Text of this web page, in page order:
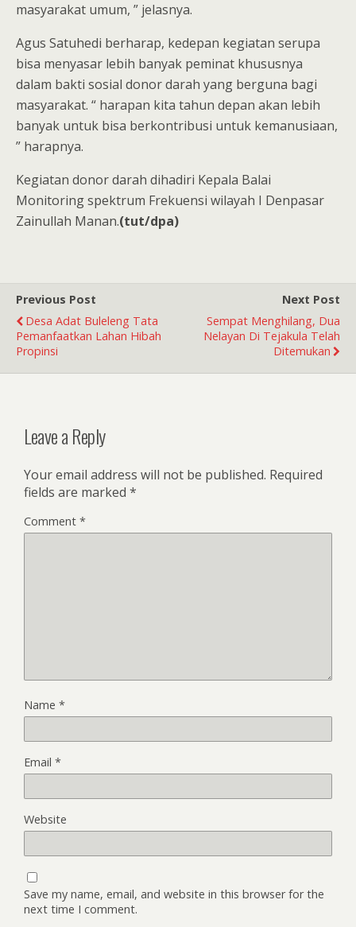
masyarakat umum, ” jelasnya.
Agus Satuhedi berharap, kedepan kegiatan serupa
bisa menyasar lebih banyak peminat khususnya
dalam bakti sosial donor darah yang berguna bagi
masyarakat. “ harapan kita tahun depan akan lebih
banyak untuk bisa berkontribusi untuk kemanusiaan,
” harapnya.
Kegiatan donor darah dihadiri Kepala Balai
Monitoring spektrum Frekuensi wilayah I Denpasar
Zainullah Manan.(tut/dpa)
Previous Post
Desa Adat Buleleng Tata
Pemanfaatkan Lahan Hibah
Propinsi
Next Post
Sempat Menghilang, Dua
Nelayan Di Tejakula Telah
Ditemukan
Leave a Reply
Your email address will not be published. Required
fields are marked *
Comment *
Name *
Email *
Website
Save my name, email, and website in this browser for the
next time I comment.